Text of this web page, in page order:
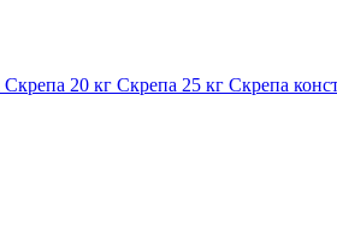
Скрепа 20 кг Скрепа 25 кг Скрепа